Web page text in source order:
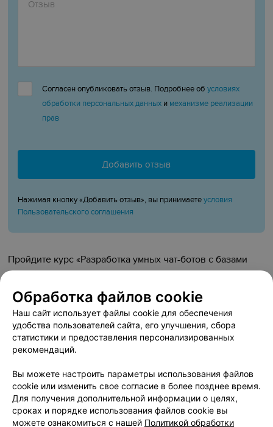
Согласен опубликовать отзыв. Подробнее обусловиях
обработки персональных данных и механизме реализации
прав
Добавить отзыв
Нажимая кнопку «Добавить отзыв», вы принимаетеусловия
Пользовательского соглашения
Пройдите курс «Разработка умных чат-ботов с базами
знаний и ИИ-агентами» в Минске и научитесь создавать
высокоинтеллектуальные системы поддержки и продаж
на основе искусственного интеллекта. Вы освоите
интеграцию больших языковых моделей с
корпоративными базами знаний, а также
проектирование автономных AI-агентов для
практический курс по созданию ИИ чат-ботов в Минске
подойдет как разработчикам, так и техническим
специалистам, желающим внедрять современные RAG-
решения и LLM-оркестрацию. В программе: создание
Обработка файлов cookie
Наш сайт использует файлы cookie для обеспечения
удобства пользователей сайта, его улучшения, сбора
статистики и предоставления персонализированных
рекомендаций.
Вы можете настроить параметры использования файлов
cookie или изменить свое согласие в более позднее время.
Для получения дополнительной информации о целях,
сроках и порядке использования файлов cookie вы
можете ознакомиться с нашей Политикой обработки